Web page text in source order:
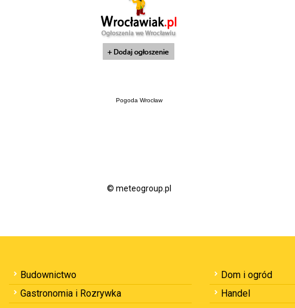
Pogoda Wrocław
© meteogroup.pl
Budownictwo Dom i ogród
Gastronomia i Rozrywka
Handel